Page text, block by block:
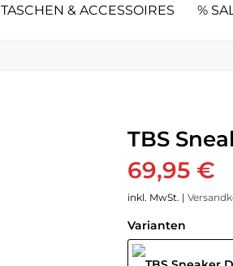
TASCHEN & ACCESSOIRES %
TBS
69,95 €
inkl. MwSt. |
Varianten